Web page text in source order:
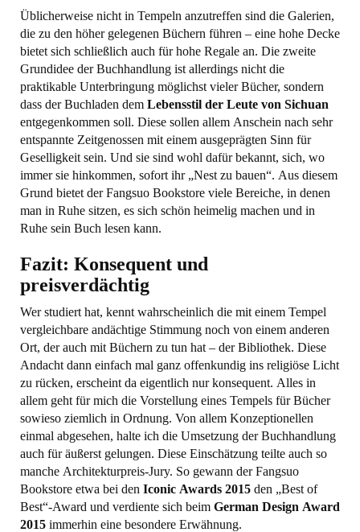
Üblicherweise nicht in Tempeln anzutreffen sind die Galerien,
die zu den höher gelegenen Büchern führen – eine hohe Decke
bietet sich schließlich auch für hohe Regale an. Die zweite
Grundidee der Buchhandlung ist allerdings nicht die
praktikable Unterbringung möglichst vieler Bücher, sondern
dass der Buchladen dem Lebensstil der Leute von Sichuan
entgegenkommen soll. Diese sollen allem Anschein nach sehr
entspannte Zeitgenossen mit einem ausgeprägten Sinn für
Geselligkeit sein. Und sie sind wohl dafür bekannt, sich, wo
immer sie hinkommen, sofort ihr „Nest zu bauen“. Aus diesem
Grund bietet der Fangsuo Bookstore viele Bereiche, in denen
man in Ruhe sitzen, es sich schön heimelig machen und in
Ruhe sein Buch lesen kann.
Fazit: Konsequent und
preisverdächtig
Wer studiert hat, kennt wahrscheinlich die mit einem Tempel
vergleichbare andächtige Stimmung noch von einem anderen
Ort, der auch mit Büchern zu tun hat – der Bibliothek. Diese
Andacht dann einfach mal ganz offenkundig ins religiöse Licht
zu rücken, erscheint da eigentlich nur konsequent. Alles in
allem geht für mich die Vorstellung eines Tempels für Bücher
sowieso ziemlich in Ordnung. Von allem Konzeptionellen
einmal abgesehen, halte ich die Umsetzung der Buchhandlung
auch für äußerst gelungen. Diese Einschätzung teilte auch so
manche Architekturpreis-Jury. So gewann der Fangsuo
Bookstore etwa bei den Iconic Awards 2015 den „Best of
Best“-Award und verdiente sich beim German Design Award
2015 immerhin eine besondere Erwähnung.